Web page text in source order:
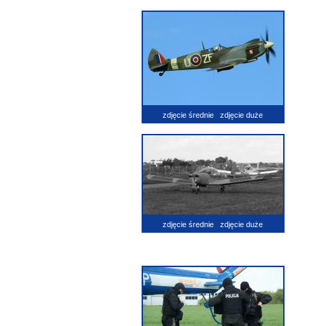
zdjęcie średnie zdjęcie duże
zdjęcie średnie zdjęcie duże